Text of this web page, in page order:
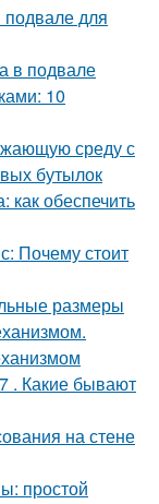
подвале для
в подвале
10
среду с
бутылок
как обеспечить
Почему стоит
размеры
. Какие бывают
на стене
простой